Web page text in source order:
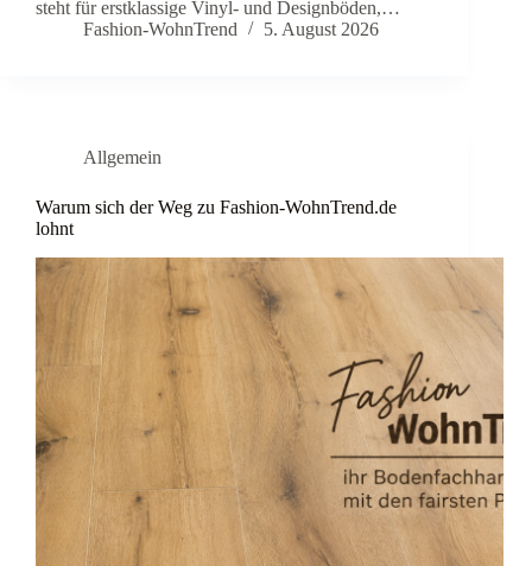
steht für erstklassige Vinyl- und Designböden,…
Fashion-WohnTrend
5. August 2026
Allgemein
Warum sich der Weg zu Fashion-WohnTrend.de
lohnt